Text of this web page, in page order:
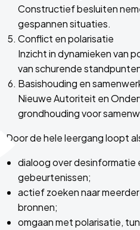
Constructief besluiten
gespannen situaties.
Conflict en polarisatie
Inzicht in dynamieken van
van schurende
Basishouding en
Nieuwe Autoriteit en
grondhouding voor
Door de hele leergang loopt
dialoog over desinformatie
gebeurtenissen;
actief zoeken naar
bronnen;
omgaan met polarisatie,